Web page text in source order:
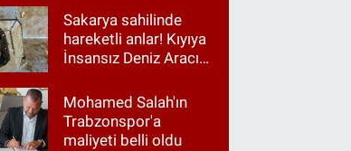
Sakarya sahilinde
hareketli anlar! Kıyıya
İnsansız Deniz Aracı
Mohamed Salah'ın
Trabzonspor'a
maliyeti belli oldu